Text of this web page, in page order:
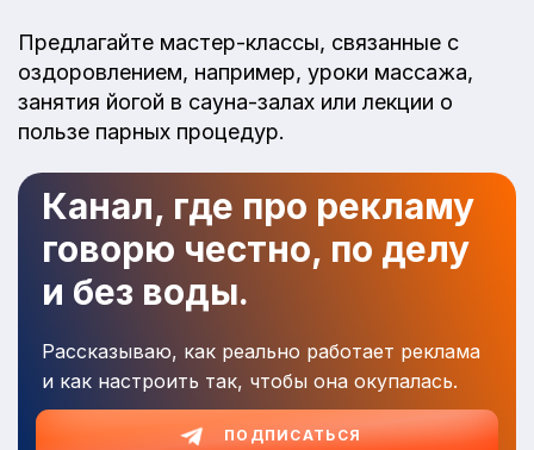
Предлагайте мастер-классы, связанные с
оздоровлением, например, уроки массажа,
занятия йогой в сауна-залах или лекции о
пользе парных процедур.
Канал, где про рекламу
говорю честно, по делу
и без воды.
Рассказываю, как реально работает реклама
и как настроить так, чтобы она окупалась.
ПОДПИСАТЬСЯ